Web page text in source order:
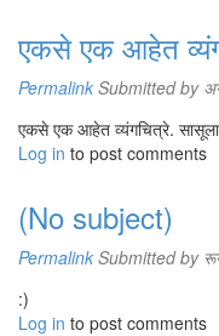
एकसे एक आहेत
Permalink Submitted by
एकसे एक आहेत व्यंगचित्रे. सासूला
Log in to post comments
(No subject)
Permalink Submitted by
:)
Log in to post comments